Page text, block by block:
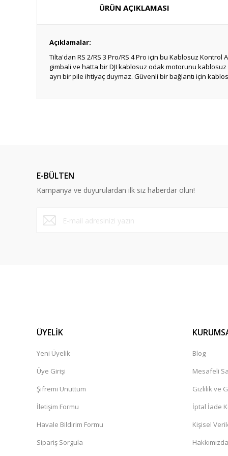
ÜRÜN AÇIKLAMASI
Açıklamalar:
Tilta'dan RS 2/RS 3 Pro/RS 4 Pro için bu Kablosuz Kontrol
gimbali ve hatta bir DJI kablosuz odak motorunu kablosuz
ayrı bir pile ihtiyaç duymaz. Güvenli bir bağlantı için
E-BÜLTEN
Kampanya ve duyurulardan ilk siz haberdar olun!
ÜYELİK
Yeni Üyelik
Üye Girişi
Şifremi Unuttum
İletişim Formu
Havale Bildirim Formu
Sipariş Sorgula
Blog
Mesafeli
Gizlilik ve
İptal İade
Kişisel
Hakkımızda